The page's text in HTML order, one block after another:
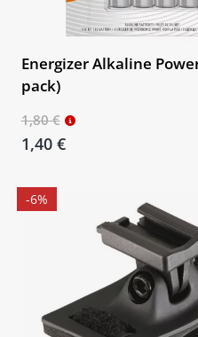
Energizer Alkaline
pack)
1,80 €
1,40 €
-6%